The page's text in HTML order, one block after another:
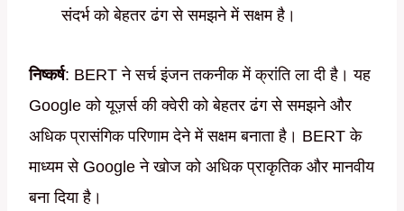
संदर्भ को बेहतर ढंग से समझने में सक्षम है।
निष्कर्ष: BERT ने सर्च इंजन तकनीक में क्रांति ला दी है। यह
Google को यूज़र्स की क्वेरी को बेहतर ढंग से समझने और
अधिक प्रासंगिक परिणाम देने में सक्षम बनाता है। BERT के
माध्यम से Google ने खोज को अधिक प्राकृतिक और मानवीय
बना दिया है।